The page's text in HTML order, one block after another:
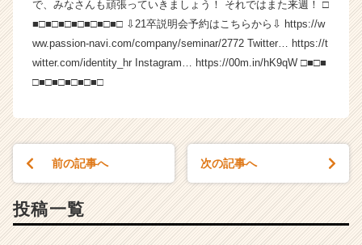
ャ
リ
（C
e
r
r
e
で、みなさんも頑張っていきましょう！ それではまた来週！ □
■□■□■□■□■□■□■□ ⇩21卒説明会予約はこちらから⇩ https://w
ww.passion-navi.com/company/seminar/2772 Twitter… https://t
witter.com/identity_hr Instagram… https://00m.in/hK9qW □■□■
□■□■□■□■□■□
前の記事へ 次の記事へ
投稿一覧